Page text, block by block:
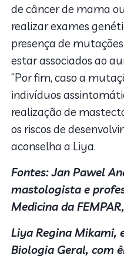
de câncer de mama
realizar exames
presença de
estar associados ao
“Por fim, caso a
indivíduos
realização de
os riscos de
aconselha a Liya.
Fontes: Jan Pawel
mastologista e
Medicina da
Liya Regina Mikami,
Biologia Geral, com